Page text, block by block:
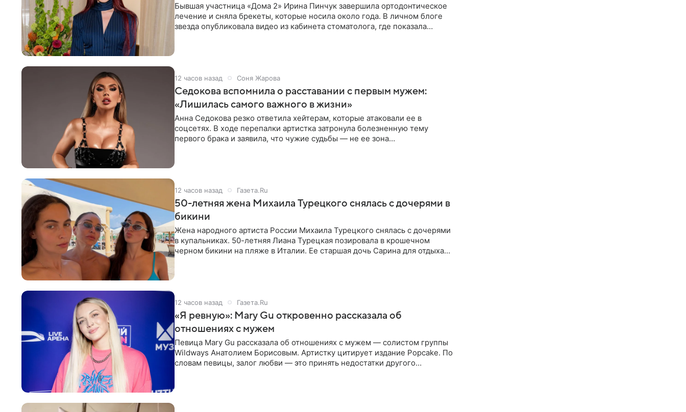
Бывшая участница «Дома 2» Ирина Пинчук завершила ортодонтическое
лечение и сняла брекеты, которые носила около года. В личном блоге
звезда опубликовала видео из кабинета стоматолога, где показала
12 часов назад Соня Жарова
Седокова вспомнила о расставании с первым мужем:
«Лишилась самого важного в жизни»
Анна Седокова резко ответила хейтерам, которые атаковали ее в
соцсетях. В ходе перепалки артистка затронула болезненную тему
первого брака и заявила, что чужие судьбы — не ее зона
12 часов назад Газета.Ru
50-летняя жена Михаила Турецкого снялась с дочерями в
бикини
Жена народного артиста России Михаила Турецкого снялась с дочерями
в купальниках. 50-летняя Лиана Турецкая позировала в крошечном
черном бикини на пляже в Италии. Ее старшая дочь Сарина для отдыха
12 часов назад Газета.Ru
«Я ревную»: Mary Gu откровенно рассказала об
отношениях с мужем
Певица Mary Gu рассказала об отношениях с мужем — солистом группы
Wildways Анатолием Борисовым. Артистку цитирует издание Popcake. По
словам певицы, залог любви — это принять недостатки другого